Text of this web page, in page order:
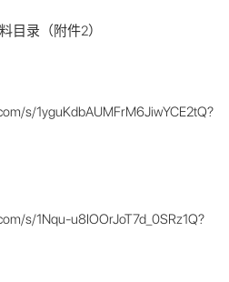
目录（附件2）
s/1yguKdbAUMFrM6JiwYCE2tQ?
s/1Nqu-u8IOOrJoT7d_0SRz1Q?